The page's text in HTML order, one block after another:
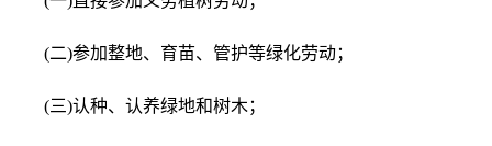
(二)参加整地、育苗、管护等绿化劳动；
(三)认种、认养绿地和树木；